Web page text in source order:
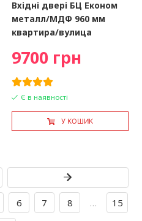
Вхідні двері БЦ Економ
металл/МДФ 960 мм
квартира/вулица
9700 грн
Є в наявності
У КОШИК
6 7 8 … 15